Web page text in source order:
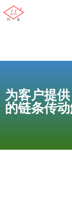
为客户提
的链条传